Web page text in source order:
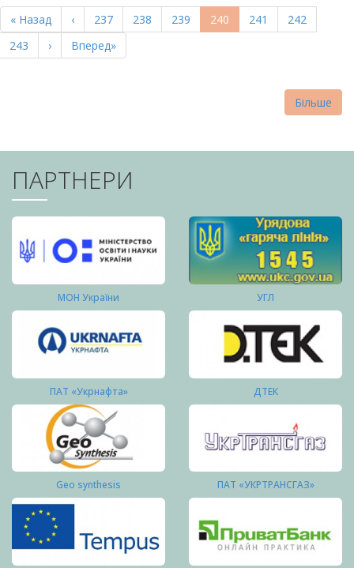
НА
СТОРІНКИ
Перша
сторінка
« Назад
Попередня
сторінка
‹ Page
237 Page
238 Page
239
Поточна
сторінка
240 Page
241 Page
242
Page
243
Наступна
сторінка
›
Остання
сторінка
Вперед»
Більше
ПАРТНЕРИ
МОН України УГЛ
ПАТ «Укрнафта» ДТЕК
Geo synthesis ПАТ «УКРТРАНСГАЗ»